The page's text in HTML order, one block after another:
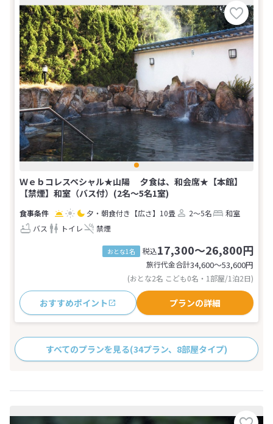
Ｗｅｂコレスペシャル★山陽 夕食は、和会席★【本館】
【禁煙】和室（バス付）(2名～5名1室)
夕・朝食付き 【広さ】10畳 2～5名
和室
バス
トイレ 禁煙
おとな1名 税込17,300～26,800円
旅行代金合計34,600〜53,600円
(おとな2名 こども0名・1部屋/1泊2日)
おすすめポイント プランの詳細
すべてのプランを見る(34プラン、8部屋タイプ)